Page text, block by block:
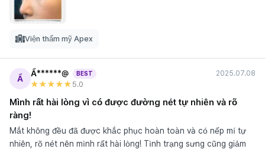
Viện thẩm mỹ Apex
Ẩ
Ẩ******@ BEST
★★★★★ 5.0
2025.07.08
Mình rất hài lòng vì có được đường nét tự nhiên và rõ
ràng!
Mắt không đều đã được khắc phục hoàn toàn và có nếp mí tự
nhiên, rõ nét nên mình rất hài lòng! Tình trạng sưng cũng giảm